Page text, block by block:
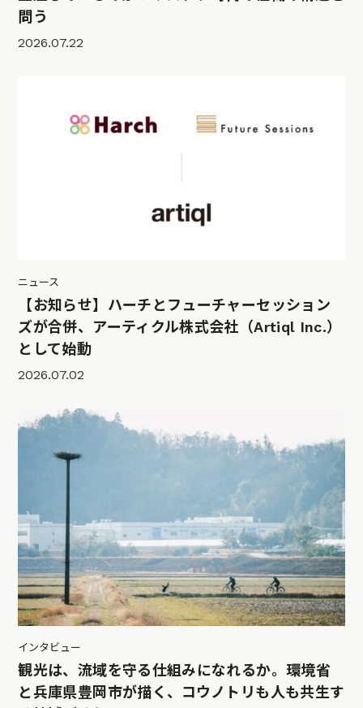
問う
2026.07.22
ニュース
【お知らせ】ハーチとフューチャーセッション
ズが合併、アーティクル株式会社（Artiql Inc.）
として始動
2026.07.02
インタビュー
観光は、流域を守る仕組みになれるか。環境省
と兵庫県豊岡市が描く、コウノトリも人も共生す